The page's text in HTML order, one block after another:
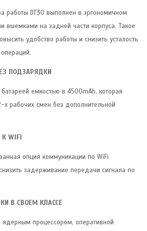
работы DT30 выполнен в эргономичном
выемками на задней части корпуса. Такое
удобство работы и снизить усталость
ПОДЗАРЯДКИ
емкостью в 4500mAh, которая
х рабочих смен без дополнительной
WIFI
опция коммуникации по WiFi
задерживание передачи сигнала по
В СВОЕМ КЛАССЕ
ядерным процессором, оперативной